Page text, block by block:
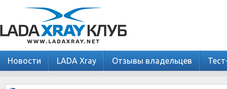
Новости LADA Xray Отзывы владельцев